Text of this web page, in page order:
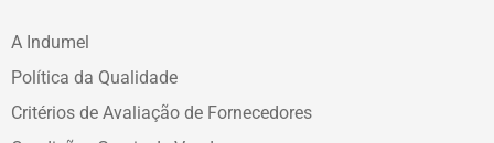
A Indumel
Política da Qualidade
Critérios de Avaliação de Fornecedores